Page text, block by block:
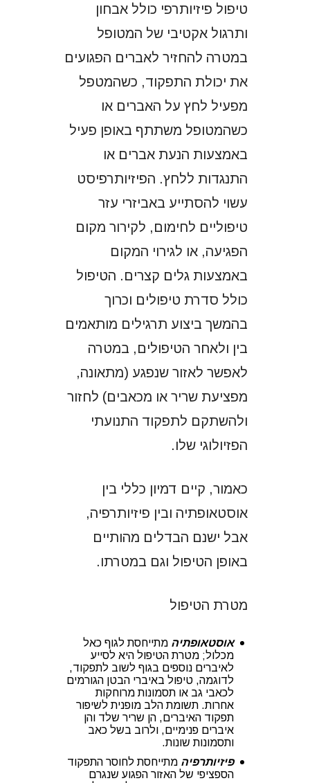
טיפול פיזיותרפי כולל אבחון
ותרגול אקטיבי של המטופל
במטרה להחזיר לאברים הפגועים
את יכולת התפקוד, כשהמטפל
מפעיל לחץ על האברים או
כשהמטופל משתתף באופן פעיל
באמצעות הנעת אברים או
התנגדות ללחץ. הפיזיותרפיסט
עשוי להסתייע באביזרי עזר
טיפוליים לחימום, לקירור מקום
הפגיעה, או לגירוי המקום
באמצעות גלים קצרים. הטיפול
כולל סדרת טיפולים וכרוך
בהמשך ביצוע תרגילים מותאמים
בין ולאחר הטיפולים, במטרה
לאפשר לאזור שנפגע (מתאונה,
מפציעת שריר או מכאבים) לחזור
ולהשתקם לתפקוד התנועתי
הפזיולוגי שלו.
כאמור, קיים דמיון כללי בין
אוסטאופתיה ובין פיזיותרפיה,
אבל ישנם הבדלים מהותיים
באופן הטיפול וגם במטרתו.
מטרת הטיפול
אוסטאופתיה מתייחסת לגוף כאל
מכלול; מטרת הטיפול היא לסייע
לאיברים נוספים בגוף לשוב לתפקוד,
לדוגמה, טיפול באיברי הבטן הגורמים
לכאבי גב או תסמונות מרוחקות
אחרות. תשומת הלב מופנית לשיפור
תפקוד האיברים, הן שריר שלד והן
איברים פנימיים, ולרוב בשל כאב
ותסמונות שונות.
פיזיותרפיה מתייחסת לחוסר התפקוד
הספציפי של האזור הפגוע שנגרם